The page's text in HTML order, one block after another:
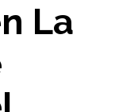
La